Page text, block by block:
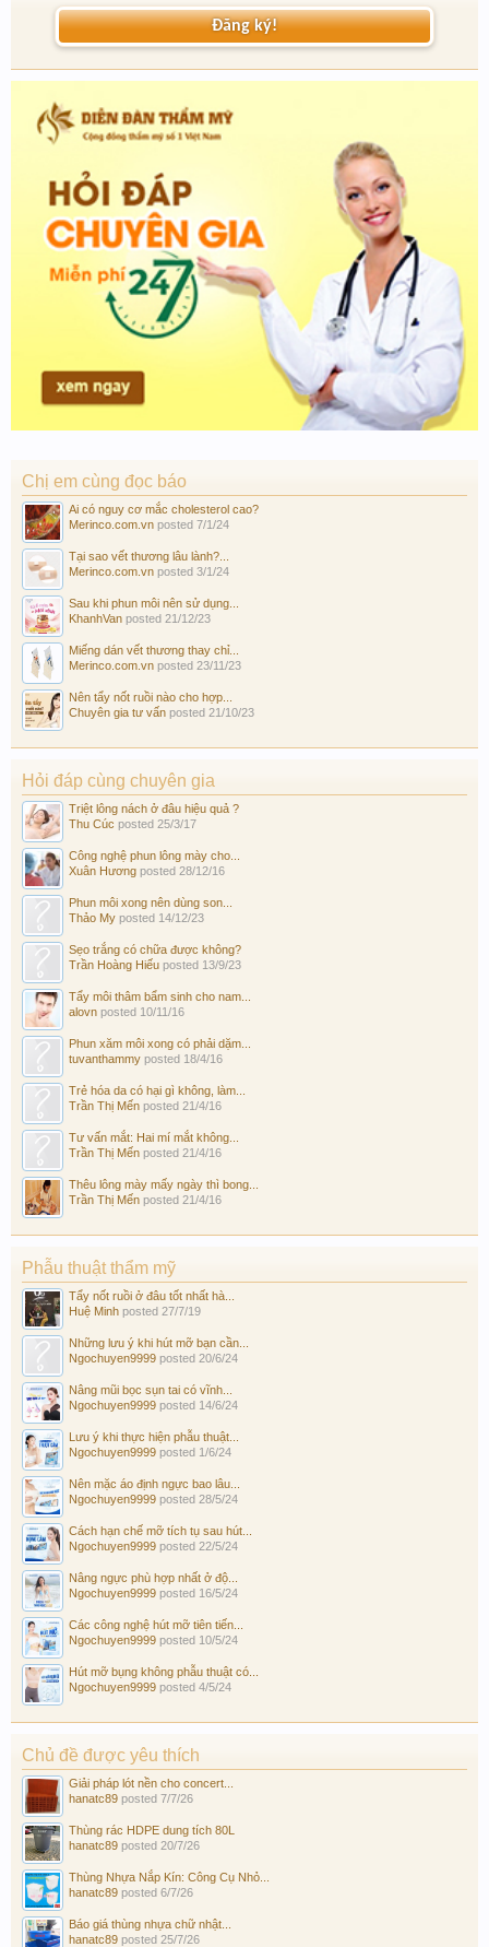
Đăng ký!
Chị em cùng đọc báo
Ai có nguy cơ mắc cholesterol cao?
Merinco.com.vn posted 7/1/24
Tại sao vết thương lâu lành?...
Merinco.com.vn posted 3/1/24
Sau khi phun môi nên sử dụng...
KhanhVan posted 21/12/23
Miếng dán vết thương thay chỉ...
Merinco.com.vn posted 23/11/23
Nên tẩy nốt ruồi nào cho hợp...
Chuyên gia tư vấn posted 21/10/23
Hỏi đáp cùng chuyên gia
Triệt lông nách ở đâu hiệu quả ?
Thu Cúc posted 25/3/17
Công nghệ phun lông mày cho...
Xuân Hương posted 28/12/16
Phun môi xong nên dùng son...
Thảo My posted 14/12/23
Sẹo trắng có chữa được không?
Trần Hoàng Hiếu posted 13/9/23
Tẩy môi thâm bẩm sinh cho nam...
alovn posted 10/11/16
Phun xăm môi xong có phải dặm...
tuvanthammy posted 18/4/16
Trẻ hóa da có hại gì không, làm...
Trần Thị Mến posted 21/4/16
Tư vấn mắt: Hai mí mắt không...
Trần Thị Mến posted 21/4/16
Thêu lông mày mấy ngày thì bong...
Trần Thị Mến posted 21/4/16
Phẫu thuật thẩm mỹ
Tẩy nốt ruồi ở đâu tốt nhất hà...
Huệ Minh posted 27/7/19
Những lưu ý khi hút mỡ bạn cần...
Ngochuyen9999 posted 20/6/24
Nâng mũi bọc sụn tai có vĩnh...
Ngochuyen9999 posted 14/6/24
Lưu ý khi thực hiện phẫu thuật...
Ngochuyen9999 posted 1/6/24
Nên mặc áo định ngực bao lâu...
Ngochuyen9999 posted 28/5/24
Cách hạn chế mỡ tích tụ sau hút...
Ngochuyen9999 posted 22/5/24
Nâng ngực phù hợp nhất ở độ...
Ngochuyen9999 posted 16/5/24
Các công nghệ hút mỡ tiên tiến...
Ngochuyen9999 posted 10/5/24
Hút mỡ bụng không phẫu thuật có...
Ngochuyen9999 posted 4/5/24
Chủ đề được yêu thích
Giải pháp lót nền cho concert...
hanatc89 posted 7/7/26
Thùng rác HDPE dung tích 80L
hanatc89 posted 20/7/26
Thùng Nhựa Nắp Kín: Công Cụ Nhỏ...
hanatc89 posted 6/7/26
Báo giá thùng nhựa chữ nhật...
hanatc89 posted 25/7/26